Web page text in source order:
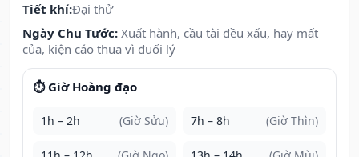
Tiết khí:Đại thử
Ngày Chu Tước: Xuất hành, cầu tài đều xấu, hay mất
của, kiện cáo thua vì đuối lý
⏱️ Giờ Hoàng đạo
1h – 2h (Giờ Sửu) 7h – 8h (Giờ Thìn)